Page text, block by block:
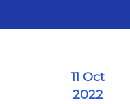
11 Oct
2022